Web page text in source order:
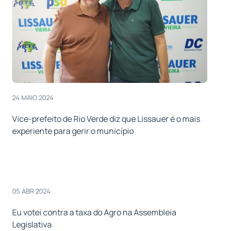
24 MAIO 2024
Vice-prefeito de Rio Verde diz que Lissauer é o mais
experiente para gerir o município
05 ABR 2024
Eu votei contra a taxa do Agro na Assembleia
Legislativa